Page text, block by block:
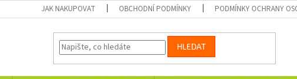
JAK NAKUPOVAT OBCHODNÍ PODMÍNKY PODMÍNKY OCHRANY
HLEDAT